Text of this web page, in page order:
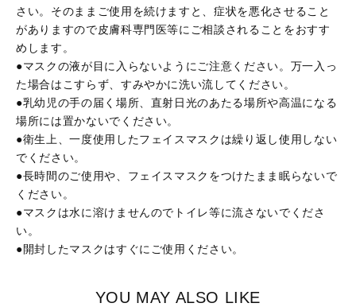
さい。そのままご使用を続けますと、症状を悪化させること
がありますので皮膚科専門医等にご相談されることをおすす
めします。
●マスクの液が目に入らないようにご注意ください。万一入っ
た場合はこすらず、すみやかに洗い流してください。
●乳幼児の手の届く場所、直射日光のあたる場所や高温になる
場所には置かないでください。
●衛生上、一度使用したフェイスマスクは繰り返し使用しない
でください。
●長時間のご使用や、フェイスマスクをつけたまま眠らないで
ください。
●マスクは水に溶けませんのでトイレ等に流さないでくださ
い。
●開封したマスクはすぐにご使用ください。
YOU MAY ALSO LIKE